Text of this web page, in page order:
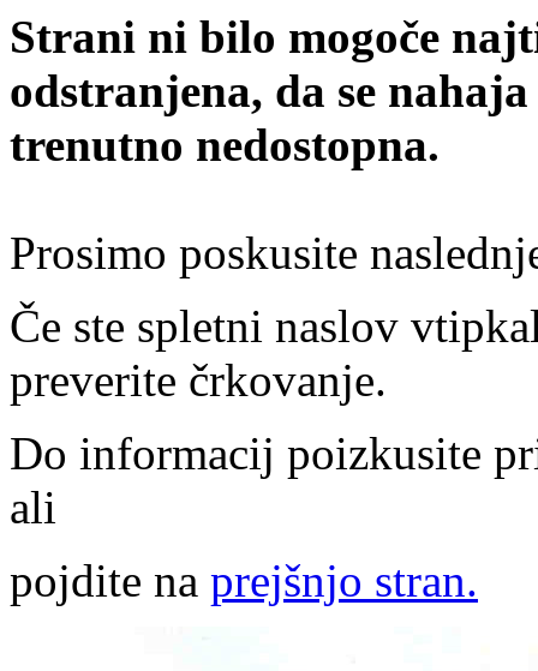
Strani ni bilo mogoče
odstranjena, da se
trenutno nedostopna.
Prosimo poskusite
Če ste spletni naslov
preverite črkovanje.
Do informacij poizkusite
ali
pojdite na prejšnjo stran.